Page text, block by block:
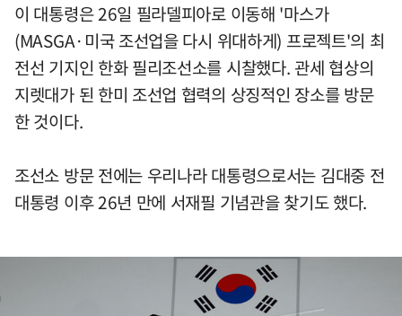
이 대통령은 26일 필라델피아로 이동해 '마스가
(MASGA·미국 조선업을 다시 위대하게) 프로젝트'의 최
전선 기지인 한화 필리조선소를 시찰했다. 관세 협상의
지렛대가 된 한미 조선업 협력의 상징적인 장소를 방문
한 것이다.
조선소 방문 전에는 우리나라 대통령으로서는 김대중 전
대통령 이후 26년 만에 서재필 기념관을 찾기도 했다.